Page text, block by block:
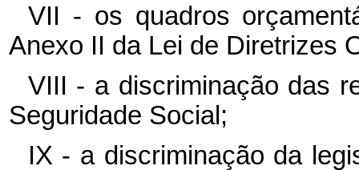
VII - os quadros
Anexo II da Lei de Diretrizes
VIII - a discriminação das
Seguridade Social;
IX - a discriminação da